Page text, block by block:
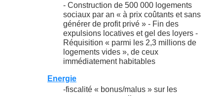
- Construction de 500 000 logements
sociaux par an « à prix coûtants et sans
générer de profit privé » - Fin des
expulsions locatives et gel des loyers -
Réquisition « parmi les 2,3 millions de
logements vides », de ceux
immédiatement habitables
Energie
-fiscalité « bonus/malus » sur les